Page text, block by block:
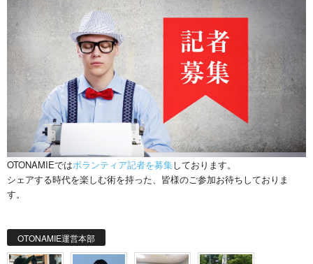
OTONAMIEではボランティア記者を募集しております。
シェアする時代を楽しむ術を持った、皆様のご参加お待ちしておりま
す。
OTONAMIE運営本部